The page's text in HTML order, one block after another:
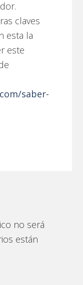
claves
esta la
este
saber-
no será
están